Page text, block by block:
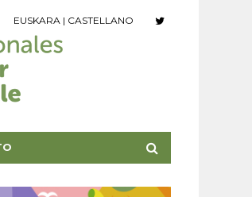
EUSKARA | CASTELLANO